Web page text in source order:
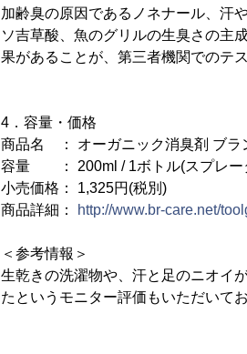
加齢臭の原因であるノネナール、汗
ソ吉草酸、魚のグリルの生臭さの主
果があることが、第三者機関でのテ
4．容量・価格
商品名 ： オーガニック消臭剤 ブラ
容量 ： 200ml / 1ボトル(スプレー
小売価格： 1,325円(税別)
商品詳細：
http://www.br-care.net/
＜参考情報＞
生乾きの洗濯物や、汗と足のニオイ
たというモニター評価もいただいてお